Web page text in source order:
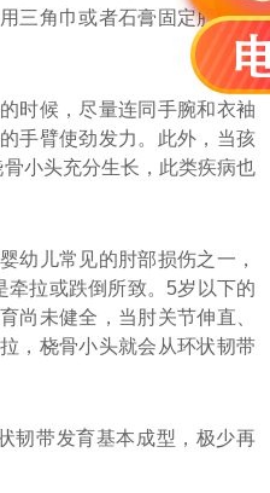
三角巾或者石膏固定肘关节
时候，尽量连同手腕和衣袖
手臂使劲发力。此外，当孩
小头充分生长，此类疾病也
幼儿常见的肘部损伤之一，
牵拉或跌倒所致。5岁以下的
尚未健全，当肘关节伸直、
，桡骨小头就会从环状韧带
韧带发育基本成型，极少再